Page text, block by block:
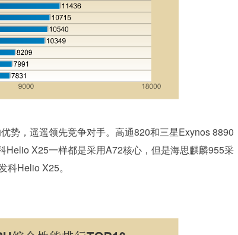
，遥遥领先竞争对手。高通820和三星Exynos 8890
X25一样都是采用A72核心，但是海思麒麟955采
Helio X25。